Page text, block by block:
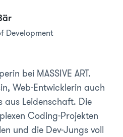
Development
bei MASSIVE ART.
Web-Entwicklerin auch
aus Leidenschaft. Die
Coding-Projekten
und die Dev-Jungs voll